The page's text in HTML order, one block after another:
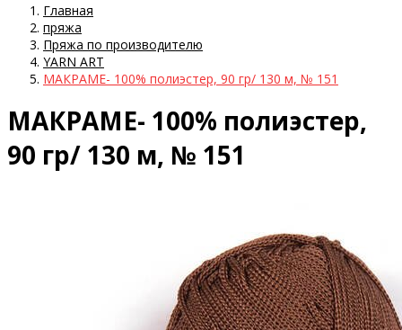
Главная
пряжа
Пряжа по производителю
YARN ART
МАКРАМЕ- 100% полиэстер, 90 гр/ 130 м, № 151
МАКРАМЕ- 100% полиэстер,
90 гр/ 130 м, № 151